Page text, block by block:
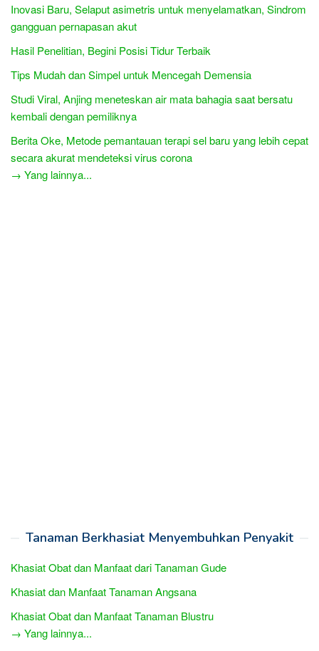
Inovasi Baru, Selaput asimetris untuk menyelamatkan, Sindrom
gangguan pernapasan akut
Hasil Penelitian, Begini Posisi Tidur Terbaik
Tips Mudah dan Simpel untuk Mencegah Demensia
Studi Viral, Anjing meneteskan air mata bahagia saat bersatu
kembali dengan pemiliknya
Berita Oke, Metode pemantauan terapi sel baru yang lebih cepat
secara akurat mendeteksi virus corona
→ Yang lainnya...
Tanaman Berkhasiat Menyembuhkan Penyakit
Khasiat Obat dan Manfaat dari Tanaman Gude
Khasiat dan Manfaat Tanaman Angsana
Khasiat Obat dan Manfaat Tanaman Blustru
→ Yang lainnya...